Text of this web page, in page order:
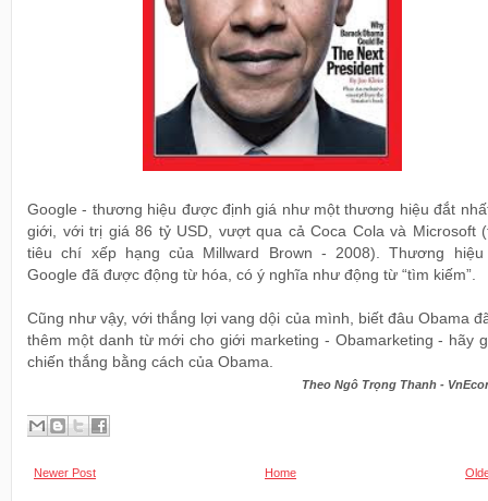
Google - thương hiệu được định giá như một thương hiệu đắt
giới, với trị giá 86 tỷ USD, vượt qua cả Coca Cola và Microsoft
tiêu chí xếp hạng của Millward Brown - 2008). Thương hiệu
Google đã được động từ hóa, có ý nghĩa như động từ “tìm kiếm”.
Cũng như vậy, với thắng lợi vang dội của mình, biết đâu Obama
thêm một danh từ mới cho giới marketing - Obamarketing - hãy
chiến thắng bằng cách của Obama.
Theo Ngô Trọng Thanh -
Newer Post Home